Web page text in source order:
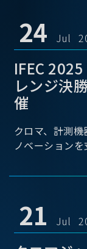
24 Jul
IFEC
レンジ決
催
クロマ、計測
ノベーション
21 Jul